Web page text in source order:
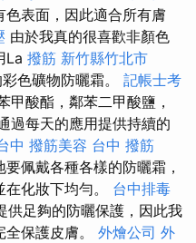
表面，因此適合所有膚
由於我真的很喜歡非顏色
La 撥筋 新竹縣竹北市
色礦物防曬霜。 記帳士考
甲酸酯，鄰苯二甲酸鹽，
過每天的應用提供持續的
中 撥筋美容 台中 撥筋
佩戴各種各樣的防曬霜，
化妝下均勻。 台中排毒
供足夠的防曬保護，因此我
保護皮膚。 外燴公司 外